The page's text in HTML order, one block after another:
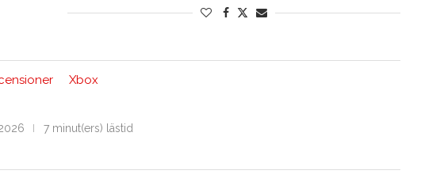
Xbox
7 minut(ers) lästid